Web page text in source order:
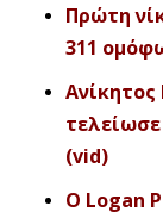
Πρώτη
311
(vid)
O Logan